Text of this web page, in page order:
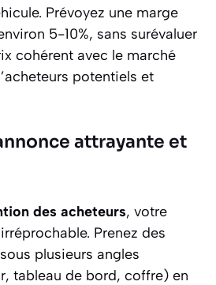
Prévoyez une marge
5-10%, sans surévaluer
cohérent avec le marché
potentiels et
attrayante et
des acheteurs, votre
Prenez des
plusieurs angles
tableau de bord, coffre) en